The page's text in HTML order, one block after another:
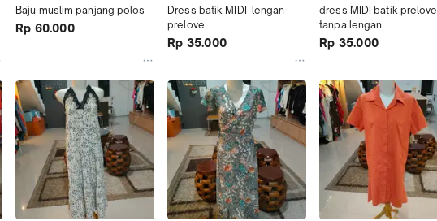
Baju muslim panjang polos
Rp 60.000
Dress batik MIDI  lengan
prelove
Rp 35.000
dress MIDI batik prelove
tanpa lengan
Rp 35.000